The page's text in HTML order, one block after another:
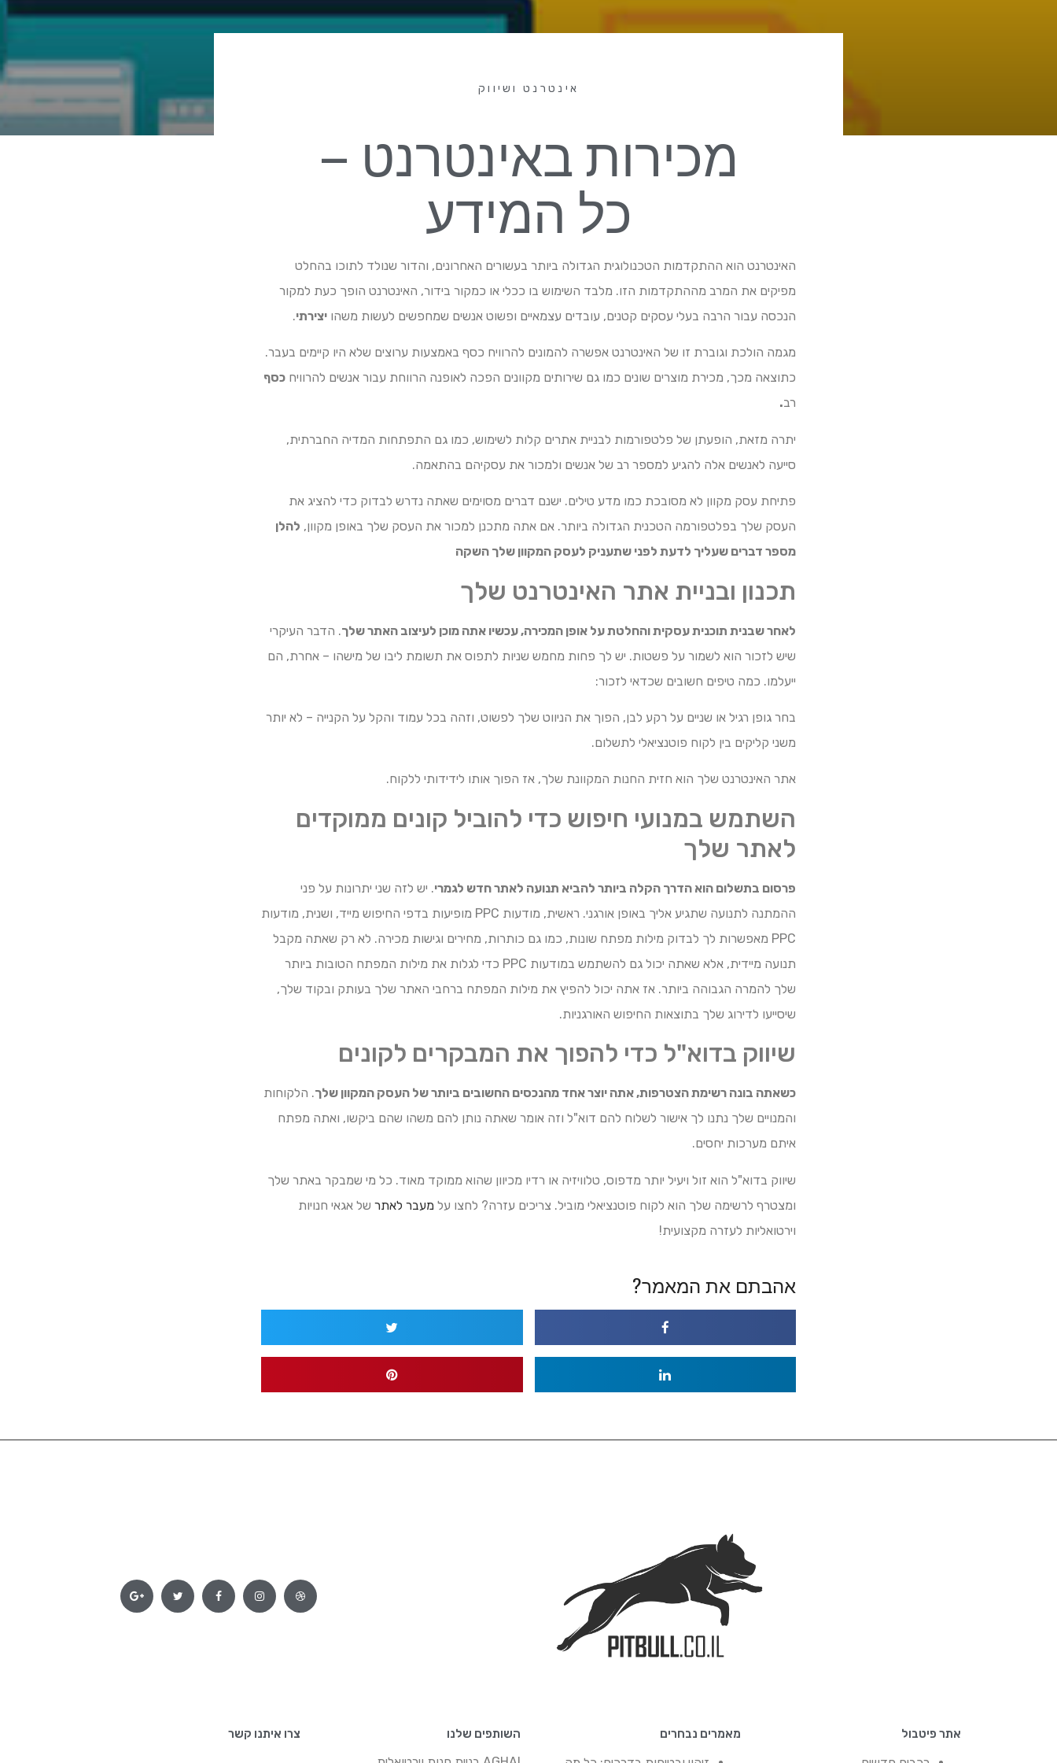
אינטרנט ושיווק
מכירות באינטרנט –
כל המידע
האינטרנט הוא ההתקדמות הטכנולוגית הגדולה ביותר בעשורים האחרונים, והדור שנולד לתוכו בהחלט
מפיקים את המרב מההתקדמות הזו. מלבד השימוש בו ככלי או כמקור בידור, האינטרנט הופך כעת למקור
הנכסה עבור הרבה בעלי עסקים קטנים, עובדים עצמאיים ופשוט אנשים שמחפשים לעשות משהו יצירתי.
מגמה הולכת וגוברת זו של האינטרנט אפשרה להמונים להרוויח כסף באמצעות ערוצים שלא היו קיימים בעבר.
כתוצאה מכך, מכירת מוצרים שונים כמו גם שירותים מקוונים הפכה לאופנה הרווחת עבור אנשים להרוויח כסף
רב.
יתרה מזאת, הופעתן של פלטפורמות לבניית אתרים קלות לשימוש, כמו גם התפתחות המדיה החברתית,
סייעה לאנשים אלה להגיע למספר רב של אנשים ולמכור את עסקיהם בהתאמה.
פתיחת עסק מקוון לא מסובכת כמו מדע טילים. ישנם דברים מסוימים שאתה נדרש לבדוק כדי להציג את
העסק שלך בפלטפורמה הטכנית הגדולה ביותר. אם אתה מתכנן למכור את העסק שלך באופן מקוון, להלן
מספר דברים שעליך לדעת לפני שתעניק לעסק המקוון שלך השקה
תכנון ובניית אתר האינטרנט שלך
לאחר שבנית תוכנית עסקית והחלטת על אופן המכירה, עכשיו אתה מוכן לעיצוב האתר שלך. הדבר העיקרי
שיש לזכור הוא לשמור על פשטות. יש לך פחות מחמש שניות לתפוס את תשומת ליבו של מישהו – אחרת, הם
ייעלמו. כמה טיפים חשובים שכדאי לזכור:
בחר גופן רגיל או שניים על רקע לבן, הפוך את הניווט שלך לפשוט, וזהה בכל עמוד והקל על הקנייה – לא יותר
משני קליקים בין לקוח פוטנציאלי לתשלום.
אתר האינטרנט שלך הוא חזית החנות המקוונת שלך, אז הפוך אותו לידידותי ללקוח.
השתמש במנועי חיפוש כדי להוביל קונים ממוקדים
לאתר שלך
פרסום בתשלום הוא הדרך הקלה ביותר להביא תנועה לאתר חדש לגמרי. יש לזה שני יתרונות על פני
ההמתנה לתנועה שתגיע אליך באופן אורגני. ראשית, מודעות PPC מופיעות בדפי החיפוש מייד, ושנית, מודעות
PPC מאפשרות לך לבדוק מילות מפתח שונות, כמו גם כותרות, מחירים וגישות מכירה. לא רק שאתה מקבל
תנועה מיידית, אלא שאתה יכול גם להשתמש במודעות PPC כדי לגלות את מילות המפתח הטובות ביותר
שלך להמרה הגבוהה ביותר. אז אתה יכול להפיץ את מילות המפתח ברחבי האתר שלך בעותק ובקוד שלך,
שיסייעו לדירוג שלך בתוצאות החיפוש האורגניות.
שיווק בדוא"ל כדי להפוך את המבקרים לקונים
כשאתה בונה רשימת הצטרפות, אתה יוצר אחד מהנכסים החשובים ביותר של העסק המקוון שלך. הלקוחות
והמנויים שלך נתנו לך אישור לשלוח להם דוא"ל וזה אומר שאתה נותן להם משהו שהם ביקשו, ואתה מפתח
איתם מערכות יחסים.
שיווק בדוא"ל הוא זול ויעיל יותר מדפוס, טלוויזיה או רדיו מכיוון שהוא ממוקד מאוד. כל מי שמבקר באתר שלך
ומצטרף לרשימה שלך הוא לקוח פוטנציאלי מוביל. צריכים עזרה? לחצו על מעבר לאתר של אגאי חנויות
וירטואליות לעזרה מקצועית!
אהבתם את המאמר?
אתר פיטבול מאמרים נבחרים השותפים שלנו צרו איתנו קשר